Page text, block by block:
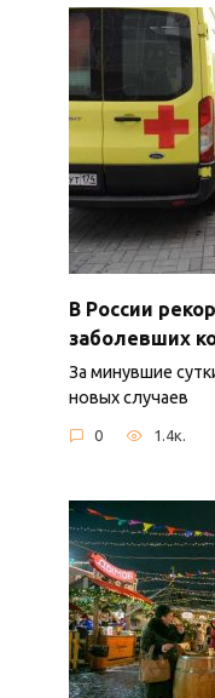
В России
заболевших
За минувшие
новых случаев
0 1.4к.